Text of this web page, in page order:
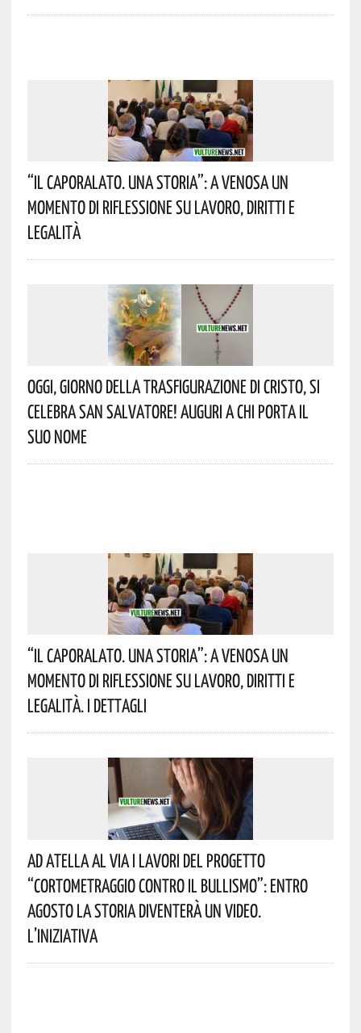
“Il Caporalato. Una Storia”: A Venosa Un
Momento Di Riflessione Su Lavoro, Diritti E
Legalità
Oggi, Giorno Della Trasfigurazione Di Cristo, Si
Celebra San Salvatore! Auguri A Chi Porta Il
Suo Nome
“Il Caporalato. Una Storia”: A Venosa Un
Momento Di Riflessione Su Lavoro, Diritti E
Legalità. I Dettagli
Ad Atella Al Via I Lavori Del Progetto
“Cortometraggio Contro Il Bullismo”: Entro
Agosto La Storia Diventerà Un Video.
L’iniziativa